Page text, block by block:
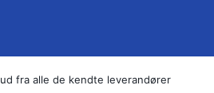
fra alle de kendte leverandører